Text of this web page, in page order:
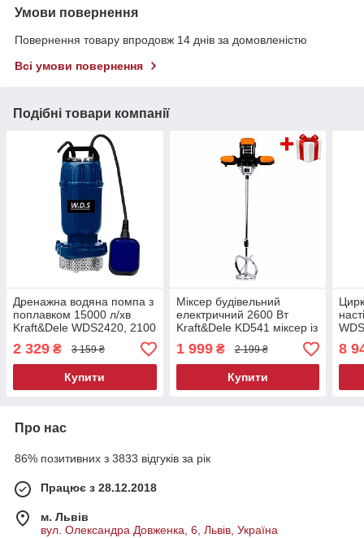
Умови повернення
Повернення товару впродовж 14 днів за домовленістю
Всі умови повернення
Подібні товари компанії
Дренажна водяна помпа з
поплавком 15000 л/хв
Kraft&Dele WDS2420, 2100
2 329 ₴ 3 159 ₴
Купити
Міксер будівельний
електричний 2600 Вт
Kraft&Dele KD541 міксер із
регулюванням швидкості
1 999₴ 2 199 ₴
Купити
8
Про нас
86% позитивних з 3833 відгуків за рік
Працює з 28.12.2018
м. Львів
вул. Олександра Довженка, 6, Львів, Україна